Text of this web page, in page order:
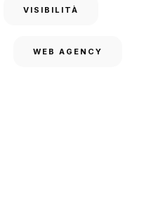
VISIBILITÀ
WEB AGENCY